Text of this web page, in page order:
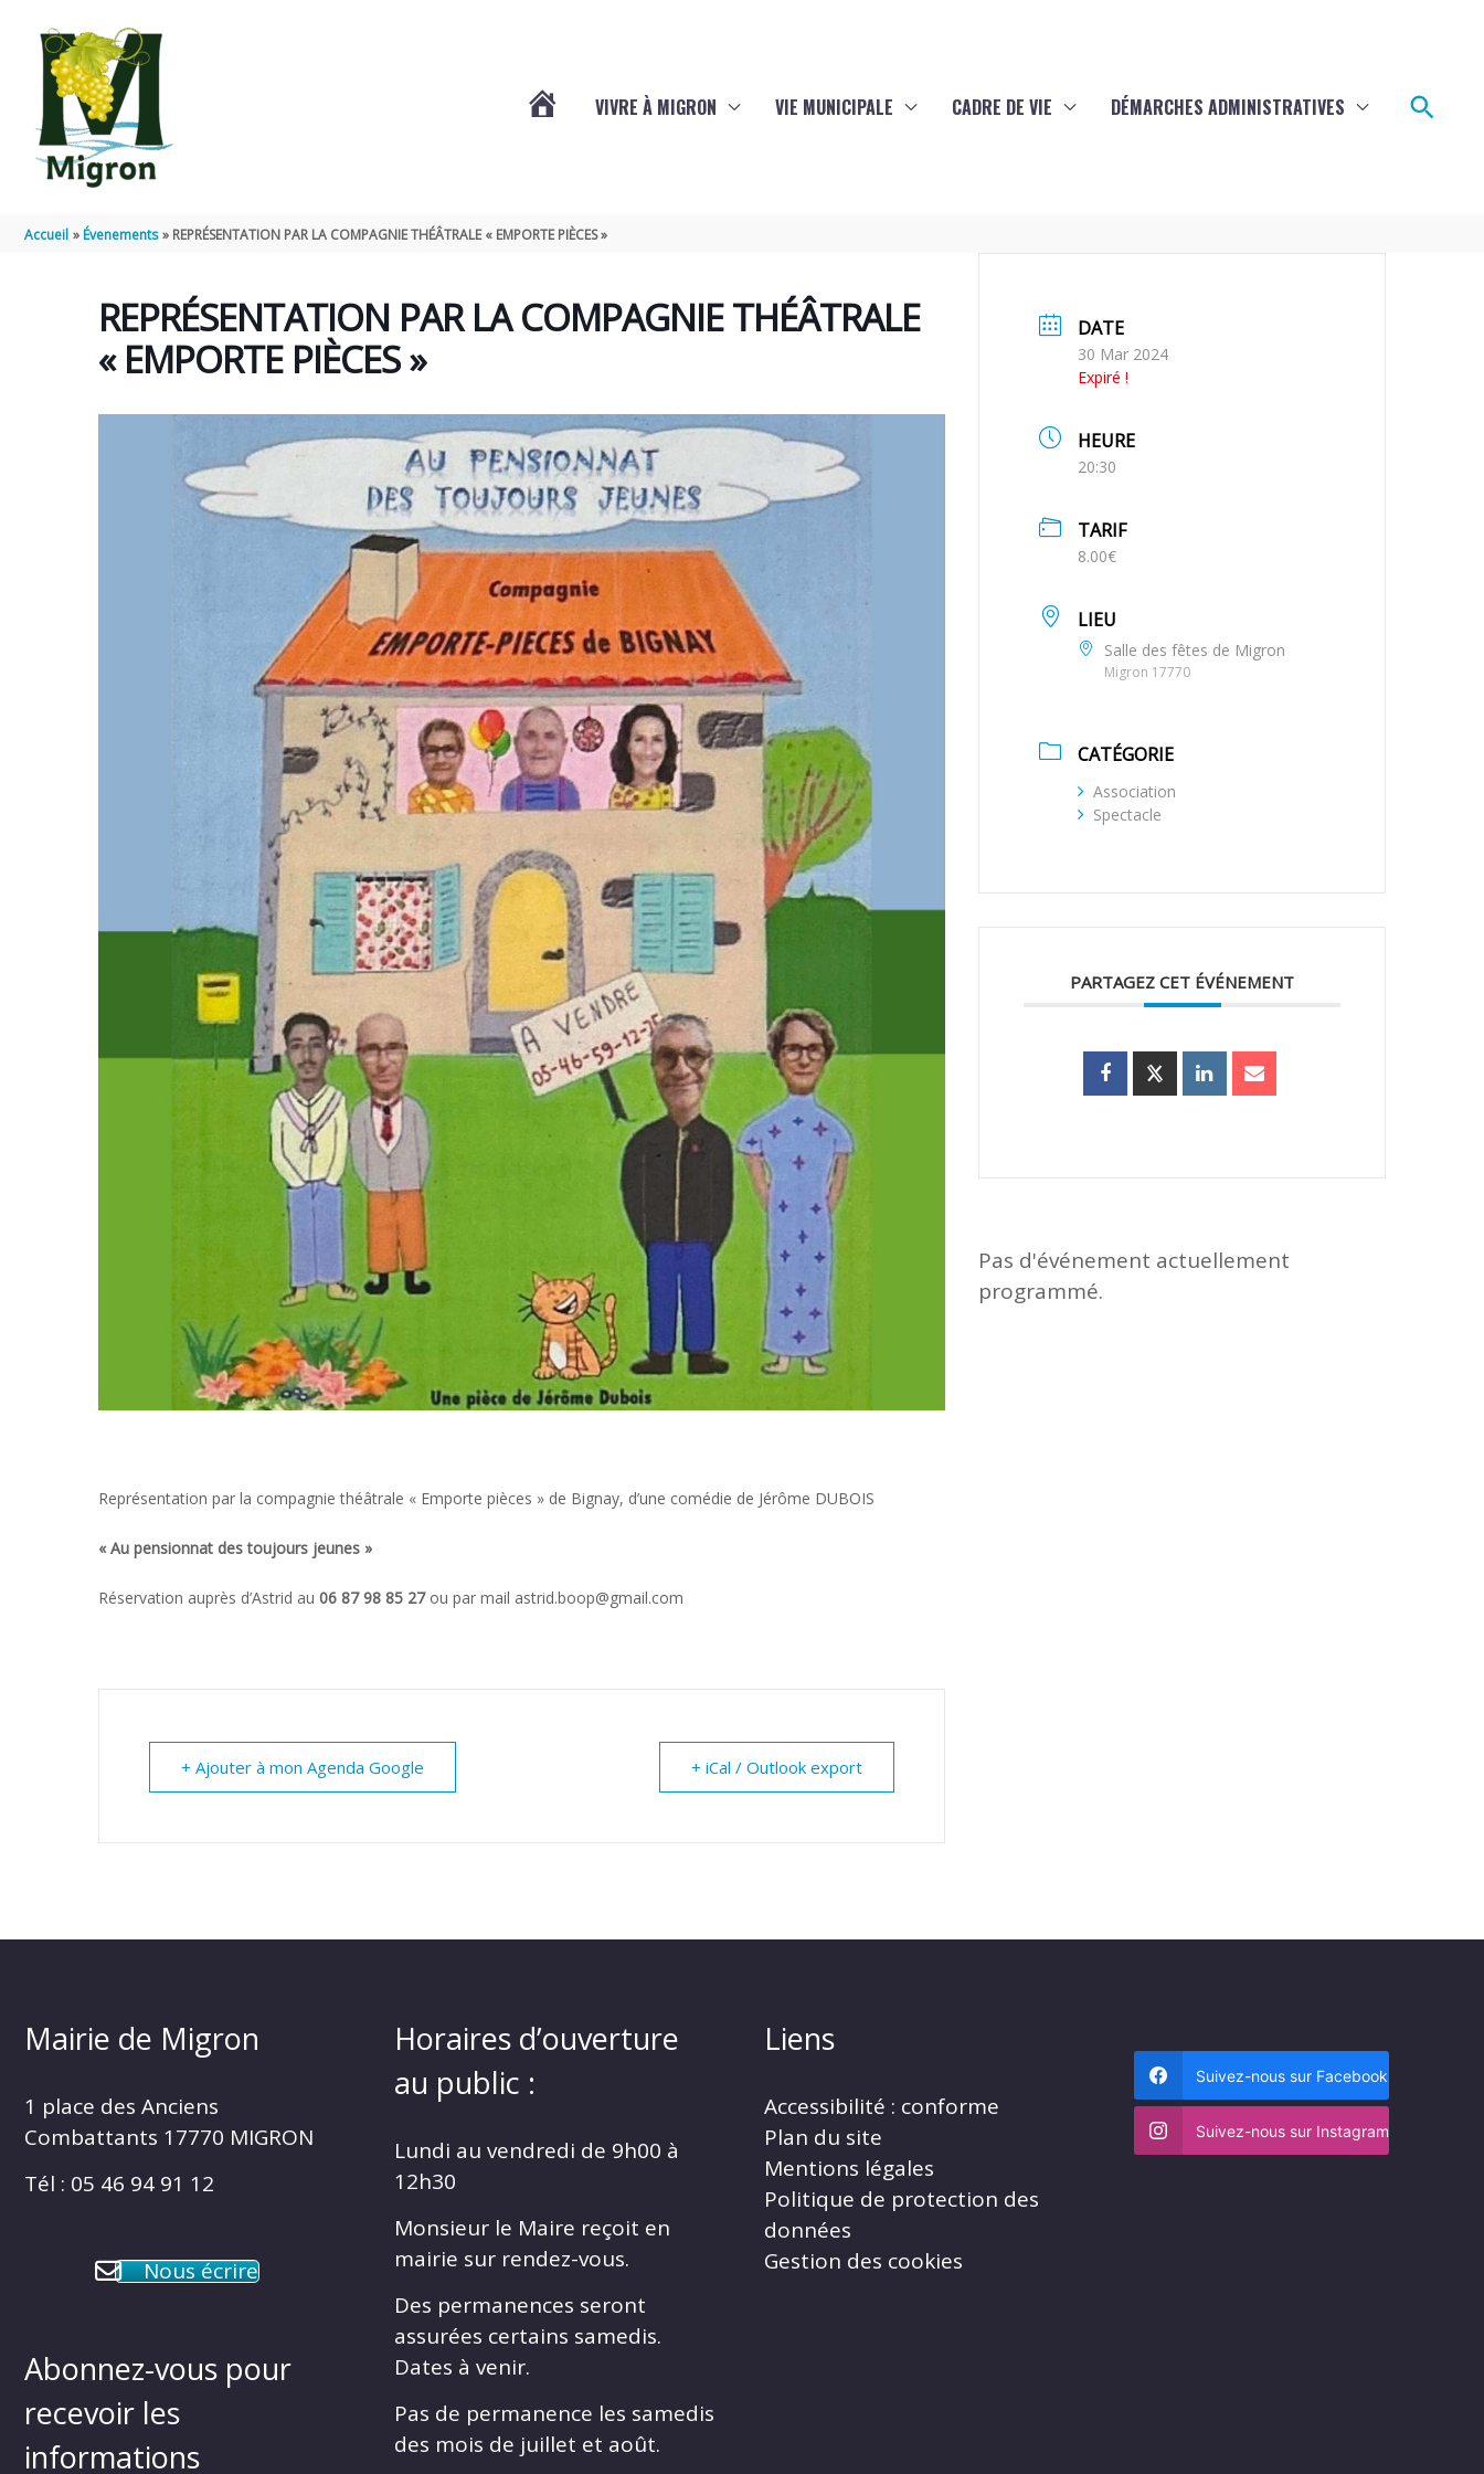
VIVRE À MIGRON VIE MUNICIPALE CADRE DE VIE DÉMARCHES ADMINISTRATIVES
Accueil Évenements REPRÉSENTATION PAR LA COMPAGNIE THÉÂTRALE « EMPORTE PIÈCES »
REPRÉSENTATION PAR LA COMPAGNIE THÉÂTRALE
« EMPORTE PIÈCES »
Représentation par la compagnie théâtrale « Emporte pièces » de Bignay, d’une comédie de Jérôme DUBOIS
« Au pensionnat des toujours jeunes »
Réservation auprès d’Astrid au 06 87 98 85 27 ou par mail astrid.boop@gmail.com
+ Ajouter à mon Agenda Google + iCal / Outlook export
DATE
30 Mar 2024
Expiré !
HEURE
20:30
TARIF
8.00€
LIEU
Salle des fêtes de Migron
Migron 17770
CATÉGORIE
Association
Spectacle
PARTAGEZ CET ÉVÉNEMENT
Pas d'événement actuellement
programmé.
Mairie de Migron
1 place des Anciens
Combattants 17770 MIGRON
Tél : 05 46 94 91 12
Nous écrire
Abonnez-vous pour
recevoir les
informations
Horaires d’ouverture
au public :
Lundi au vendredi de 9h00 à
12h30
Monsieur le Maire reçoit en
mairie sur rendez-vous.
Des permanences seront
assurées certains samedis.
Dates à venir.
Pas de permanence les samedis
des mois de juillet et août.
Liens
Accessibilité : conforme
Plan du site
Mentions légales
Politique de protection des
données
Gestion des cookies
Suivez-nous sur Facebook
Suivez-nous sur Instagram